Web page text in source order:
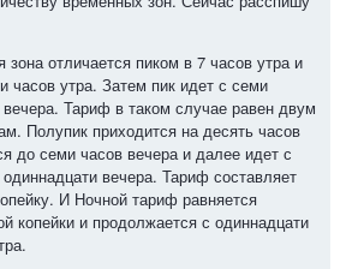
зона отличается пиком в 7 часов утра и
часов утра. Затем пик идет с семи
Тариф в таком случае равен двум
Полупик приходится на десять часов
до семи часов вечера и далее идет с
вечера. Тариф составляет
И Ночной тариф равняется
копейки и продолжается с одиннадцати